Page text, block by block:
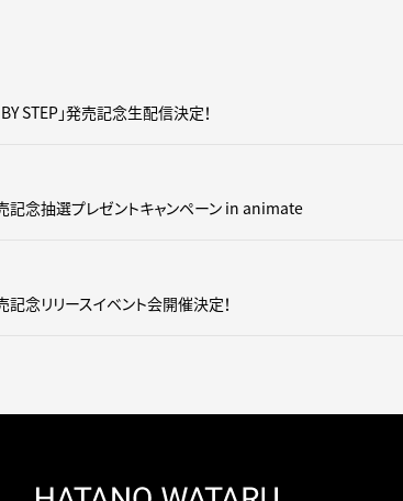
STEP」発売記念生配信決定！
記念抽選プレゼントキャンペーン in animate
記念リリースイベント会開催決定！